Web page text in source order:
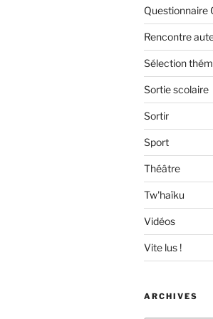
Questionnaire
Rencontre
Sélection
Sortie scolaire
Sortir
Sport
Théâtre
Tw'haïku
Vidéos
Vite lus !
ARCHIVES